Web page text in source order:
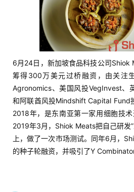
6月24日，新加坡食品科技公司Shiok
筹得300万美元过桥融资，由关注
Agronomics、美国风投VegInvest、
和阿联酋风投Mindshift Capital Fund
2018年，是东南亚第一家用细胞技术
2019年3月，Shiok Meats把自己研发
上，做了一次市场测试。同年6月，
的种子轮融资，并吸引了Y Combinator